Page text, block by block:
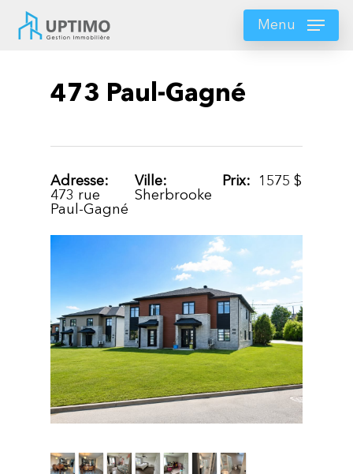
main
Menu
473 Paul-Gagné
Adresse:
473 rue
Paul-Gagné
Ville:
Sherbrooke
Prix: 1575 $